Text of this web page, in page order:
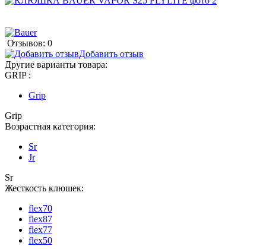
Отзывов: 0
Добавить отзыв
Другие варианты товара:
GRIP :
Grip
Grip
Возрастная категория:
Sr
Jr
Sr
Жесткость клюшек:
flex70
flex87
flex77
flex50